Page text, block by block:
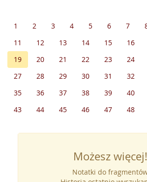
1 2 3 4 5 6 7
11
12 13 14 15 16
19
20 21 22 23 24
27
28 29 30 31 32
35
36 37 38 39 40
43
44 45 46 47 48
Możesz więcej!
Notatki do